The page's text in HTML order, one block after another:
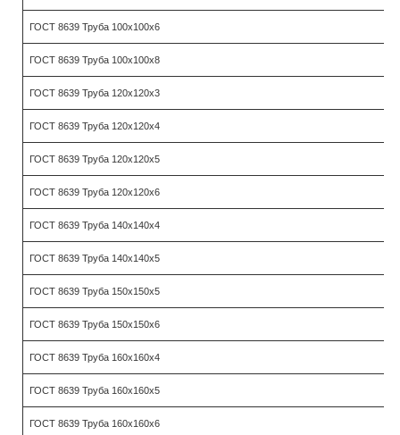
ГОСТ 8639 Труба 100х100х6
ГОСТ 8639 Труба 100х100х8
ГОСТ 8639 Труба 120х120х3
ГОСТ 8639 Труба 120х120х4
ГОСТ 8639 Труба 120х120х5
ГОСТ 8639 Труба 120х120х6
ГОСТ 8639 Труба 140х140х4
ГОСТ 8639 Труба 140х140х5
ГОСТ 8639 Труба 150х150х5
ГОСТ 8639 Труба 150х150х6
ГОСТ 8639 Труба 160х160х4
ГОСТ 8639 Труба 160х160х5
ГОСТ 8639 Труба 160х160х6